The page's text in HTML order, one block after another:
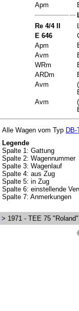
Apm
Re 4/4 II
E 646
Apm
Avm
WRm
ARDm
Avm
Avm
Alle Wagen vom Typ
Legende
Spalte 1: Gattung
Spalte 2: Wagennummer
Spalte 3: Wagenlauf
Spalte 4: aus Zug
Spalte 5: in Zug
Spalte 6: einstellende
Spalte 7: Anmerkungen
> 1971 - TEE 75 "Roland"